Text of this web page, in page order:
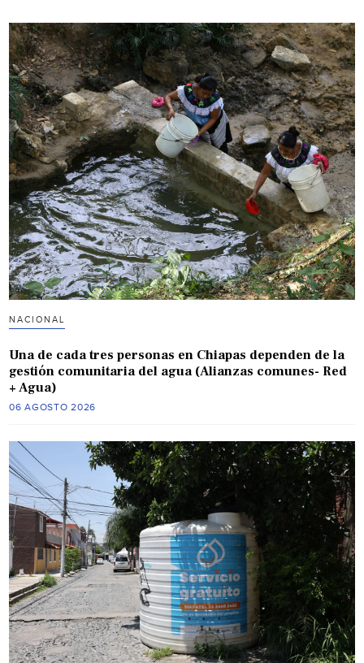
NACIONAL
Una de cada tres personas en Chiapas dependen de la
gestión comunitaria del agua (Alianzas comunes- Red
+ Agua)
06 AGOSTO 2026